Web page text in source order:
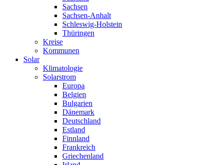
Sachsen
Sachsen-Anhalt
Schleswig-Holstein
Thüringen
Kreise
Kommunen
Solar
Klimatologie
Solarstrom
Europa
Belgien
Bulgarien
Dänemark
Deutschland
Estland
Finnland
Frankreich
Griechenland